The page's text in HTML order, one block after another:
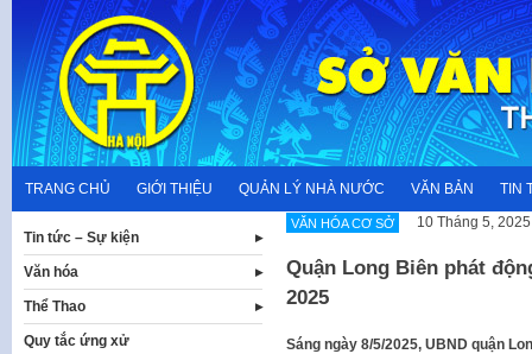
content
TRANG CHỦ GIỚI THIỆU QUẢN LÝ NHÀ NƯỚC VĂN BẢN TIN
VĂN HÓA CƠ SỞ 10 Tháng 5, 2025
Quận Long Biên phát
2025
Sáng ngày 8/5/2025, UBND quận
Tin tức – Sự kiện
Văn hóa
Thể Thao
Quy tắc ứng xử